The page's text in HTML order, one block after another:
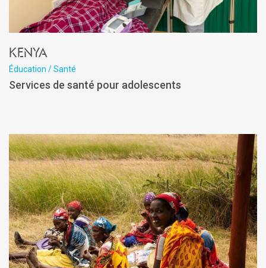
Kenya
Éducation / Santé
Services de santé pour adolescents